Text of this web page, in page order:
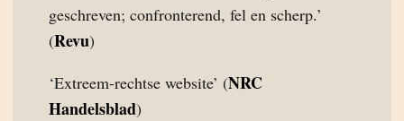
geschreven; confronterend, fel en scherp.’
(Revu)
‘Extreem-rechtse website’ (NRC
Handelsblad)